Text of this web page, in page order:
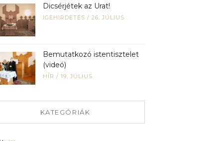
Dicsérjétek az Urat!
IGEHIRDETÉS / 26, JÚLIUS
Bemutatkozó istentisztelet
(videó)
HÍR / 19, JÚLIUS
KATEGÓRIÁK